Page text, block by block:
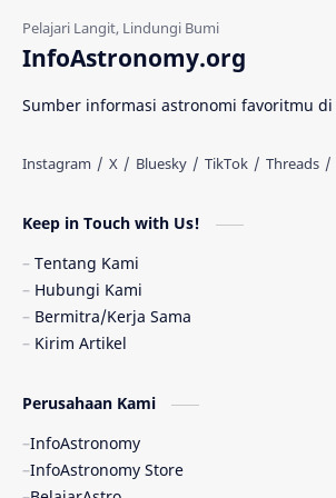
Gerhana Matahari
Quasar
Ulasan
Gelombang Gravitasi
Kerdil Putih LAPAN
InfoAstronomy.org
Sumber informasi astronomi favoritmu
Keep in Touch with Us!
Tentang Kami
Hubungi Kami
Bermitra/Kerja Sama
Kirim Artikel
Perusahaan Kami
InfoAstronomy
InfoAstronomy Store